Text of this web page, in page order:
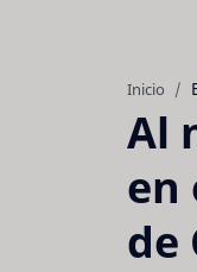
Inicio
Al
en
de